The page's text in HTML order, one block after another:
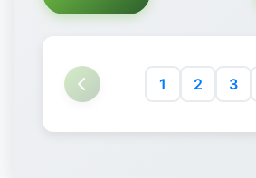
1 2 3